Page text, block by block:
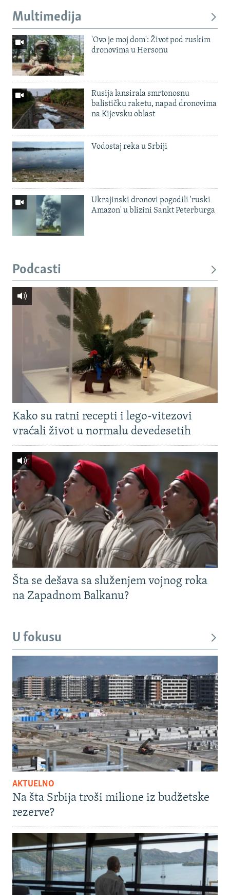
Multimedija
'Ovo je moj dom': Život pod ruskim
dronovima u Hersonu
Rusija lansirala smrtonosnu
balističku raketu, napad dronovima
na Kijevsku oblast
Vodostaj reka u Srbiji
Ukrajinski dronovi pogodili 'ruski
Amazon' u blizini Sankt Peterburga
Podcasti
Kako su ratni recepti i lego-vitezovi
vraćali život u normalu devedesetih
Šta se dešava sa služenjem vojnog roka
na Zapadnom Balkanu?
U fokusu
AKTUELNO
Na šta Srbija troši milione iz budžetske
rezerve?